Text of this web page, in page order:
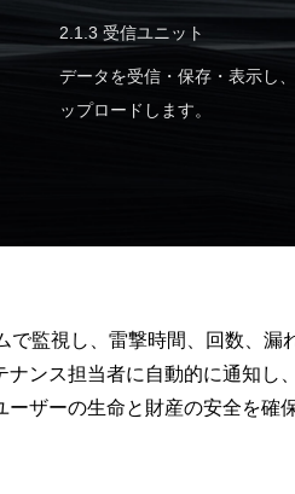
2.1.3 受信ユニット
データを受信・保存・表示し
ップロードします。
監視し、雷撃時間、回数、漏
ンス担当者に自動的に通知し
ザーの生命と財産の安全を確